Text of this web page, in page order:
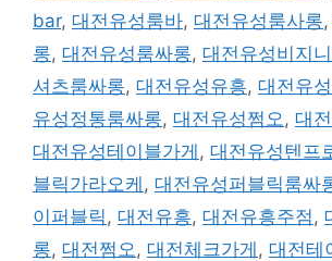
bar, 대전유성룸바, 대전유성룸사롱,
롱, 대전유성룸싸롱, 대전유성비지
셔츠룸싸롱, 대전유성유흥, 대전유
유성정통룸싸롱, 대전유성쩜오, 대
대전유성테이블가게 , 대전유성텐프
블릭가라오케 , 대전유성퍼블릭룸싸
이퍼블릭, 대전유흥, 대전유흥주점,
롱, 대전쩜오, 대전체크가게 , 대전테